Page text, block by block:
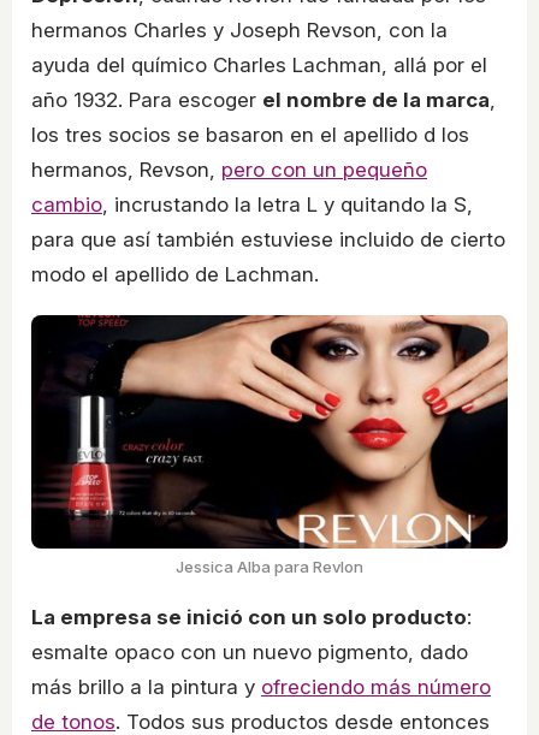
hermanos Charles y Joseph Revson, con la
ayuda del químico Charles Lachman, allá por el
año 1932. Para escoger el nombre de la marca,
los tres socios se basaron en el apellido d los
hermanos, Revson, pero con un pequeño
cambio, incrustando la letra L y quitando la S,
para que así también estuviese incluido de cierto
modo el apellido de Lachman.
Jessica Alba para Revlon
La empresa se inició con un solo producto:
esmalte opaco con un nuevo pigmento, dado
más brillo a la pintura y ofreciendo más número
de tonos. Todos sus productos desde entonces